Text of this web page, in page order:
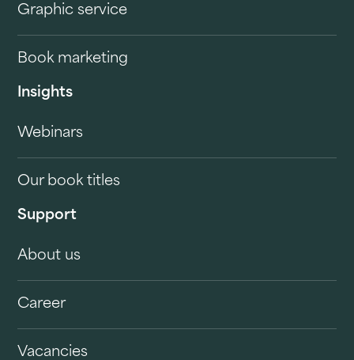
Graphic service
Book marketing
Insights
Webinars
Our book titles
Support
About us
Career
Vacancies